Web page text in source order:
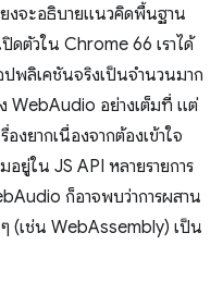
ยงจะอธิบายแนวคิดพื้นฐาน
ดตัวใน Chrome 66 เราได้
ปพลิเคชันจริงเป็นจำนวนมาก
WebAudio อย่างเต็มที่ แต่
องยากเนื่องจากต้องเข้าใจ
ยู่ใน JS API หลายรายการ
ก็อาจพบว่าการผสาน
(เช่น WebAssembly) เป็น